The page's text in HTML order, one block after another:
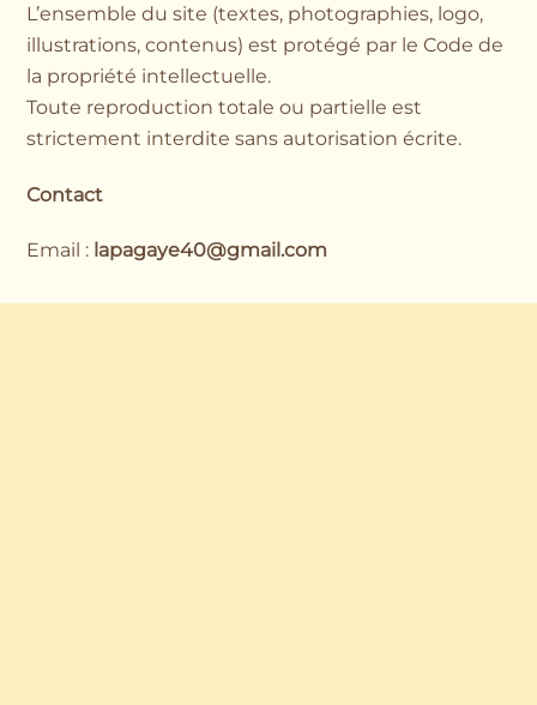
L’ensemble du site (textes, photographies, logo,
illustrations, contenus) est protégé par le Code de
la propriété intellectuelle.
Toute reproduction totale ou partielle est
strictement interdite sans autorisation écrite.
Contact
Email : lapagaye40@gmail.com